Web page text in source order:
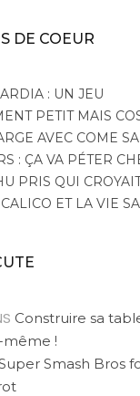
DE COEUR
: UN JEU
PETIT MAIS
AVEC COME
: ÇA VA PÉTER
PRIS QUI
ET LA VIE
Construire sa
même !
Smash Bros